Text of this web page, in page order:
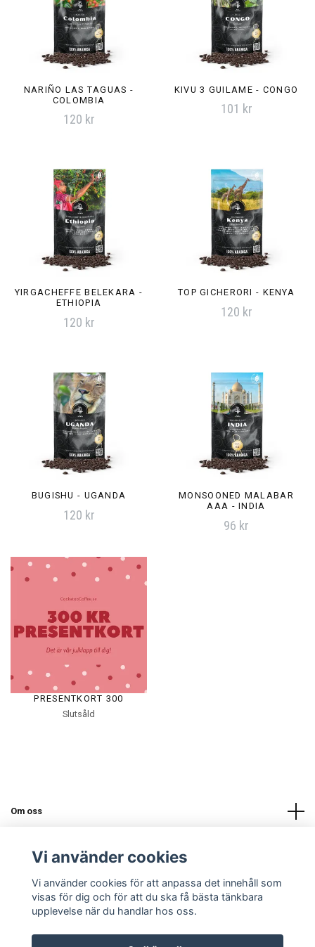
NARIÑO LAS TAGUAS -
COLOMBIA
120 kr
KIVU 3 GUILAME - CONGO
101 kr
YIRGACHEFFE BELEKARA -
ETHIOPIA
120 kr
TOP GICHERORI - KENYA
120 kr
BUGISHU - UGANDA
120 kr
MONSOONED MALABAR
AAA - INDIA
96 kr
PRESENTKORT 300
Slutsåld
Om oss
Sociala medier
Vi använder cookies
Vi använder cookies för att anpassa det innehåll som
visas för dig och för att du ska få bästa tänkbara
upplevelse när du handlar hos oss.